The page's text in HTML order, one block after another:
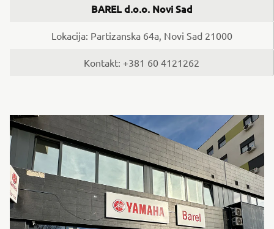
BAREL d.o.o. Novi Sad
Lokacija: Partizanska 64a, Novi Sad 21000
Kontakt: +381 60 4121262